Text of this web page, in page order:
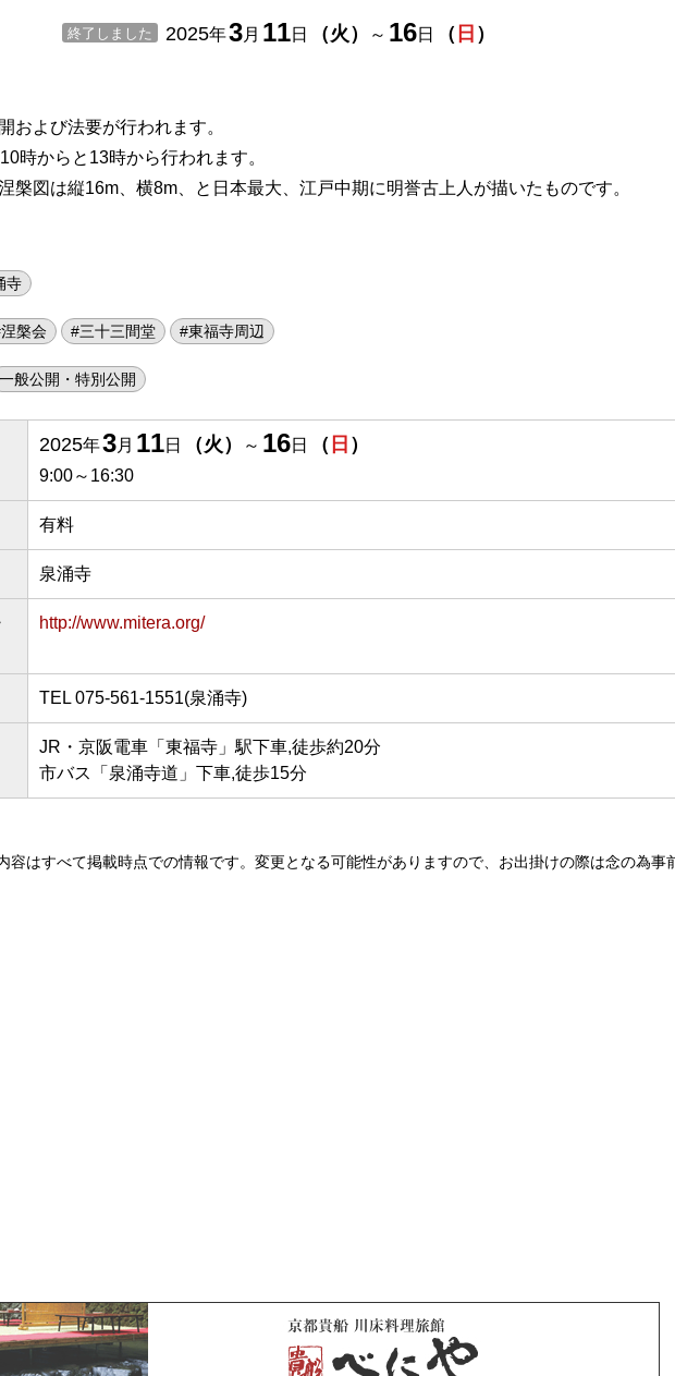
終了しました 2025年3月 11日 （火） ～ 16日 （ 日 ）
および法要が行われます。
時からと13時から行われます。
槃図は縦16m、横8m、と日本最大、江戸中期に明誉古上人が描いたものです。
寺
槃会 #三十三間堂 #東福寺周辺
一般公開・特別公開
2025年3月 11日 （火） ～ 16日 （ 日 ）
9:00～16:30
有料
泉涌寺
http://www.mitera.org/
TEL 075-561-1551(泉涌寺)
JR・京阪電車「東福寺」駅下車,徒歩約20分
市バス「泉涌寺道」下車,徒歩15分
容はすべて掲載時点での情報です。変更となる可能性がありますので、お出掛けの際は念の為事